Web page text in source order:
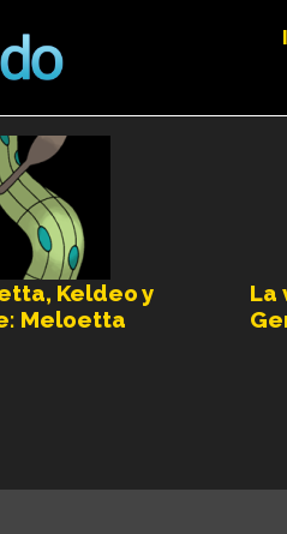
Keldeo y
Meloetta
La